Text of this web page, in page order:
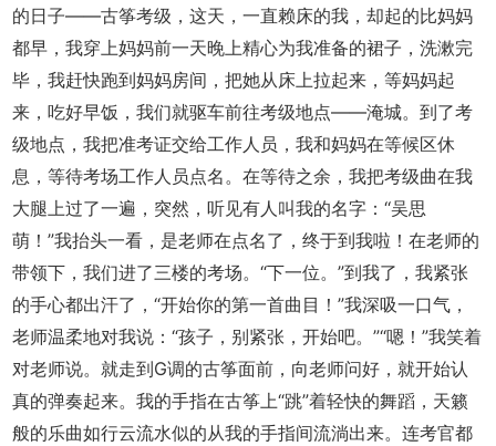
的日子——古筝考级，这天，一直赖床的我，却起的比妈妈
都早，我穿上妈妈前一天晚上精心为我准备的裙子，洗漱完
毕，我赶快跑到妈妈房间，把她从床上拉起来，等妈妈起
来，吃好早饭，我们就驱车前往考级地点——淹城。到了考
级地点，我把准考证交给工作人员，我和妈妈在等候区休
息，等待考场工作人员点名。在等待之余，我把考级曲在我
大腿上过了一遍，突然，听见有人叫我的名字：‘‘吴思
萌！”我抬头一看，是老师在点名了，终于到我啦！在老师的
带领下，我们进了三楼的考场。“下一位。”到我了，我紧张
的手心都出汗了，“开始你的第一首曲目！”我深吸一口气，
老师温柔地对我说：“孩子，别紧张，开始吧。”“嗯！”我笑着
对老师说。就走到G调的古筝面前，向老师问好，就开始认
真的弹奏起来。我的手指在古筝上“跳”着轻快的舞蹈，天籁
般的乐曲如行云流水似的从我的手指间流淌出来。连考官都